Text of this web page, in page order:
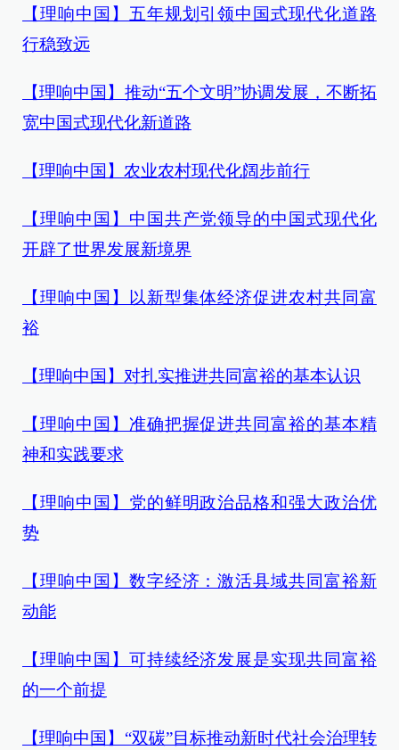
【理响中国】五年规划引领中国式现代化道路
行稳致远
【理响中国】推动“五个文明”协调发展，不断拓
宽中国式现代化新道路
【理响中国】农业农村现代化阔步前行
【理响中国】中国共产党领导的中国式现代化
开辟了世界发展新境界
【理响中国】以新型集体经济促进农村共同富
裕
【理响中国】对扎实推进共同富裕的基本认识
【理响中国】准确把握促进共同富裕的基本精
神和实践要求
【理响中国】党的鲜明政治品格和强大政治优
势
【理响中国】数字经济：激活县域共同富裕新
动能
【理响中国】可持续经济发展是实现共同富裕
的一个前提
【理响中国】“双碳”目标推动新时代社会治理转